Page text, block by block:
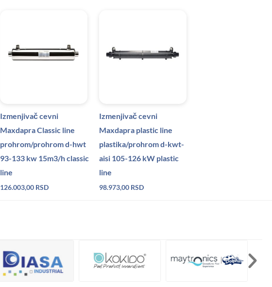
Izmenjivač cevni
Maxdapra Classic line
prohrom/prohrom d-hwt
93-133 kw 15m3/h classic
line
126.003,00 RSD
Izmenjivač cevni
Maxdapra plastic line
plastika/prohrom d-kwt-
aisi 105-126 kW plastic
line
98.973,00 RSD